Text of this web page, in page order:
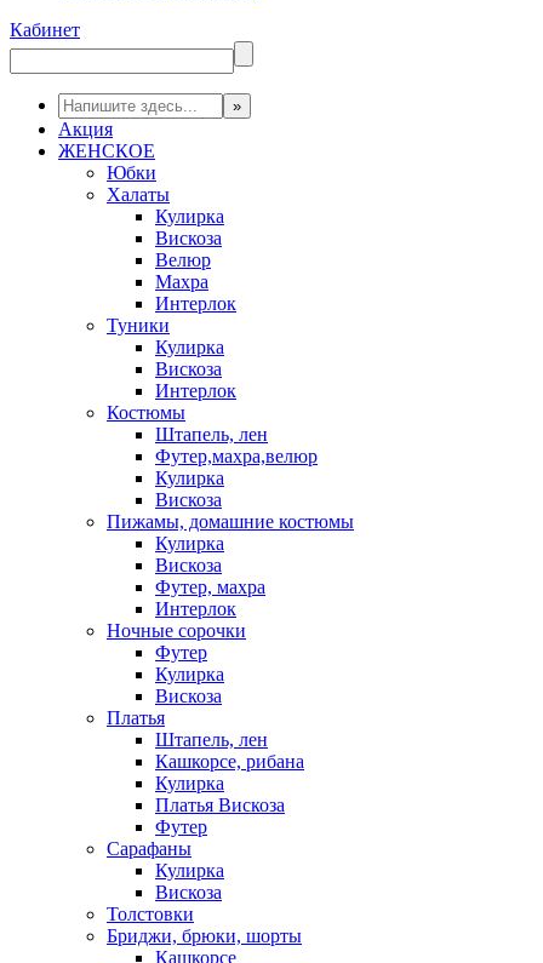
Кабинет
Акция
ЖЕНСКОЕ
Юбки
Халаты
Кулирка
Вискоза
Велюр
Махра
Интерлок
Туники
Кулирка
Вискоза
Интерлок
Костюмы
Штапель, лен
Футер,махра,велюр
Кулирка
Вискоза
Пижамы, домашние костюмы
Кулирка
Вискоза
Футер, махра
Интерлок
Ночные сорочки
Футер
Кулирка
Вискоза
Платья
Штапель, лен
Кашкорсе, рибана
Кулирка
Платья Вискоза
Футер
Сарафаны
Кулирка
Вискоза
Толстовки
Бриджи, брюки, шорты
Кашкорсе